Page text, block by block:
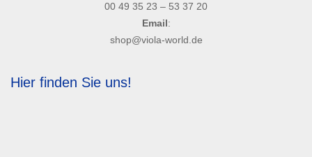
00 49 35 23 – 53 37 20
Email:
shop@viola-world.de
Hier finden Sie uns!